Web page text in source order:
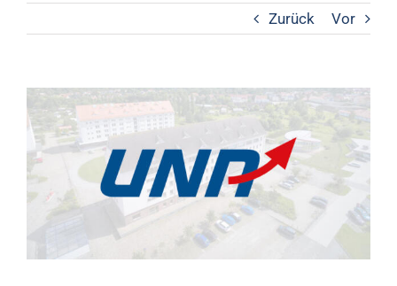
Zurück Vor
Zeige
grösseres
Bild